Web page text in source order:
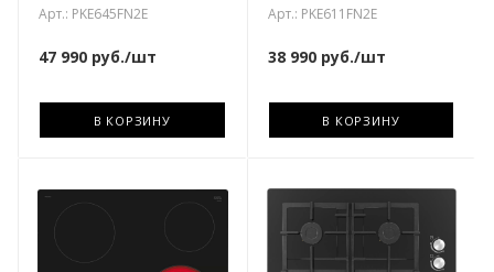
Арт.: PKE645FN2E
47 990 руб./шт
В КОРЗИНУ
Арт.: PKE611FN2E
38 990руб./шт
В КОРЗИНУ